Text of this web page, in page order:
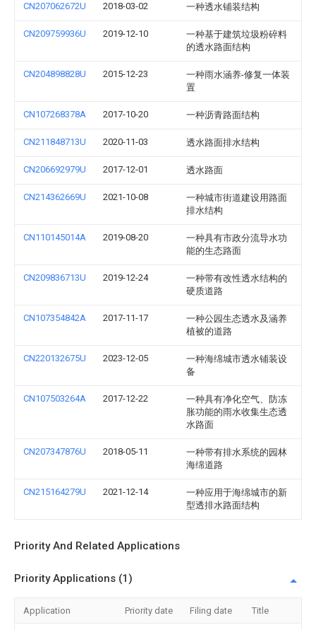
CN207062672U 2018-03-02 一种透水铺装结构
CN209759936U 2019-12-10
一种基于建筑垃圾粉碎料
的透水路面结构
CN204898828U 2015-12-23
一种雨水涵养-修复一体装
置
CN107268378A 2017-10-20 一种沥青路面结构
CN211848713U 2020-11-03 透水路面排水结构
CN206692979U 2017-12-01 透水路面
CN214362669U 2021-10-08
一种城市街道建设用路面
排水结构
CN110145014A 2019-08-20
一种具有市政分流导水功
能的生态路面
CN209836713U 2019-12-24
一种带有改性透水结构的
硬质道路
CN107354842A 2017-11-17
一种公园生态透水及涵养
植被的道路
CN220132675U 2023-12-05
一种海绵城市透水铺装设
备
CN107503264A 2017-12-22
一种具有净化空气、防冻
胀功能的雨水收集生态透
水路面
CN207347876U 2018-05-11
一种带有排水系统的园林
海绵道路
CN215164279U 2021-12-14
一种应用于海绵城市的新
型透排水路面结构
Priority And Related Applications
Priority Applications (1)
Application Priority date Filing date Title